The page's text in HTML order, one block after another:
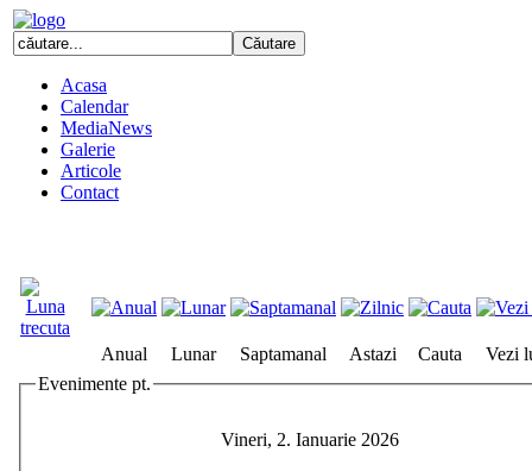
Acasa
Calendar
MediaNews
Galerie
Articole
Contact
Anual Lunar Saptamanal Astazi Cauta
Vezi
Evenimente pt.
Vineri, 2. Ianuarie 2026